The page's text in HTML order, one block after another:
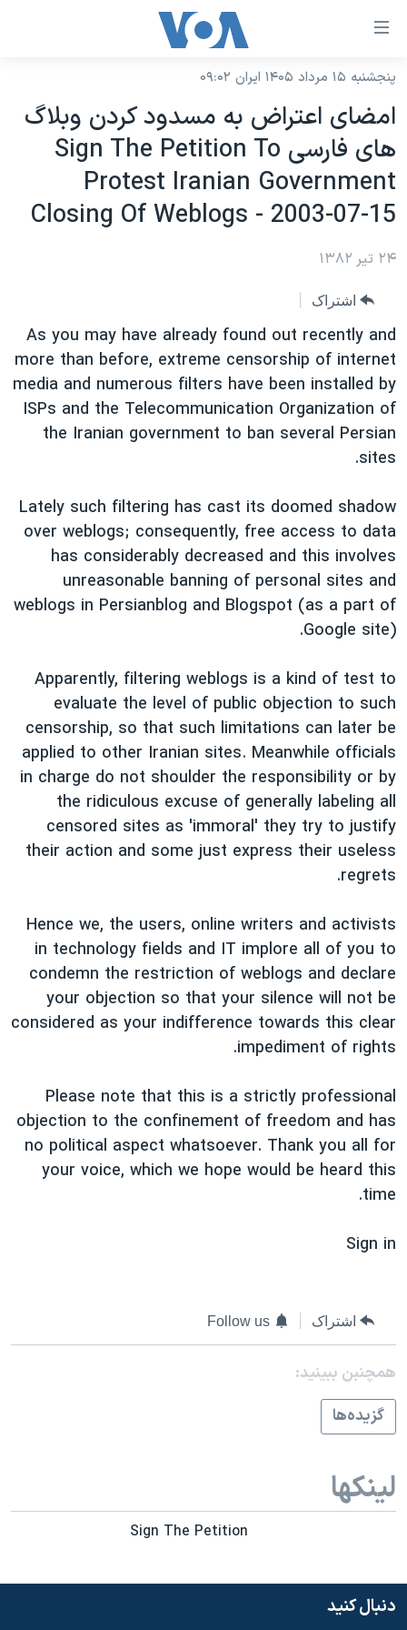
لینکهای
دسترسی
جهش
محتوای
اصلی
جهش
صفحه
جهش
به
جستجو
نسخه سبک وب‌سایت
موضوع ها
جهان
ورزشی
گزیده‌ها
ویژه برنامه‌ها
ویدیوها
فرهنگ و زندگی
حقوق شهروندی
علم و فناوری
اسرائیل در جنگ
گالری عکس
آرشیو پخش زنده
برنامه های تلویزیونی
جدول برنامه ها
صفحه‌های ویژه
جام جهانی ۲۰۲۶
عملیات خشم حماسی
۲۵۰سالگی آمریکا
بایگانی برنامه‌های تلویزیونی
مستندها
انتخابات ریاست جمهوری آمریکا ۲۰۲۴
رمز مهسا
ورزش زنان در ایران
اعتراضات زن، زندگی، آزادی
مجموعه مستندهای دادخواهی
دادگاه حمید نوری
چهل سال گروگان‌گیری
قانون شفافیت دارائی کادر رهبری ایران
اعتراضات مردمی آبان ۹۸
اسرائیل در جنگ
نرگس محمدی برنده جایزه نوبل صلح
همایش محافظه‌کاران آمریکا «سی‌پک»
صفحه‌های ویژه
سفر پرزیدنت ترامپ به چین
فرکانس‌های صدای آمریکا
پخش رادیویی
یادگیری زبان انگلیسی
دنبال کنید
زبانهای مختلف
پنجشنبه ۱۵ مرداد ۱۴۰۵ ایران ۰۹:۰۲
امضای اعتراض به مسدود کردن وبلاگ
های فارسی Sign The Petition To
Protest Iranian Government
Closing Of Weblogs - 2003-07-15
۲۴ تیر ۱۳۸۲
اشتراک
As you may have already found out recently and
more than before, extreme censorship of internet
media and numerous filters have been installed by
ISPs and the Telecommunication Organization of
the Iranian government to ban several Persian
sites.
Lately such filtering has cast its doomed shadow
over weblogs; consequently, free access to data
has considerably decreased and this involves
unreasonable banning of personal sites and
weblogs in Persianblog and Blogspot (as a part of
Google site).
Apparently, filtering weblogs is a kind of test to
evaluate the level of public objection to such
censorship, so that such limitations can later be
applied to other Iranian sites. Meanwhile officials
in charge do not shoulder the responsibility or by
the ridiculous excuse of generally labeling all
censored sites as 'immoral' they try to justify
their action and some just express their useless
regrets.
Hence we, the users, online writers and activists
in technology fields and IT implore all of you to
condemn the restriction of weblogs and declare
your objection so that your silence will not be
considered as your indifference towards this clear
impediment of rights.
Please note that this is a strictly professional
objection to the confinement of freedom and has
no political aspect whatsoever. Thank you all for
your voice, which we hope would be heard this
time.
Sign in
اشتراک Follow us
همچنبن ببینید:
گزيده‌ها
لینکها
Sign The Petition
دنبال کنید